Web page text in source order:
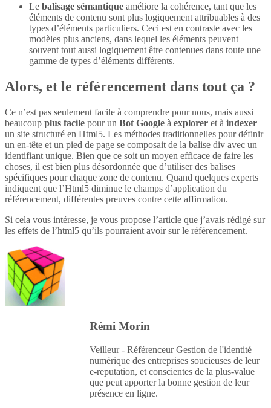
Le balisage sémantique améliore la cohérence, tant que les
éléments de contenu sont plus logiquement attribuables à des
types d’éléments particuliers. Ceci est en contraste avec les
modèles plus anciens, dans lequel les éléments peuvent
souvent tout aussi logiquement être contenues dans toute une
gamme de types d’éléments différents.
Alors, et le référencement dans tout ça ?
Ce n’est pas seulement facile à comprendre pour nous, mais aussi
beaucoup plus facile pour un Bot Google à explorer et à indexer
un site structuré en Html5. Les méthodes traditionnelles pour définir
un en-tête et un pied de page se composait de la balise div avec un
identifiant unique. Bien que ce soit un moyen efficace de faire les
choses, il est bien plus désordonnée que d’utiliser des balises
spécifiques pour chaque zone de contenu. Quand quelques experts
indiquent que l’Html5 diminue le champs d’application du
référencement, différentes preuves contre cette affirmation.
Si cela vous intéresse, je vous propose l’article que j’avais rédigé sur
les effets de l’html5 qu’ils pourraient avoir sur le référencement.
Rémi Morin
Veilleur - Référenceur Gestion de l'identité
numérique des entreprises soucieuses de leur
e-reputation, et conscientes de la plus-value
que peut apporter la bonne gestion de leur
présence en ligne.